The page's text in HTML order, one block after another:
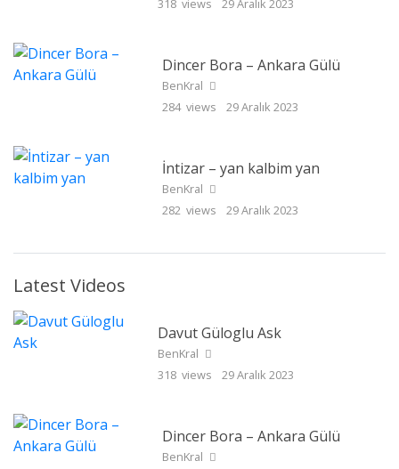
318 views
29 Aralık 2023
Dincer Bora – Ankara Gülü
BenKral
284 views
29 Aralık 2023
İntizar – yan kalbim yan
BenKral
282 views
29 Aralık 2023
Latest Videos
Davut Güloglu Ask
BenKral
318 views
29 Aralık 2023
Dincer Bora – Ankara Gülü
BenKral